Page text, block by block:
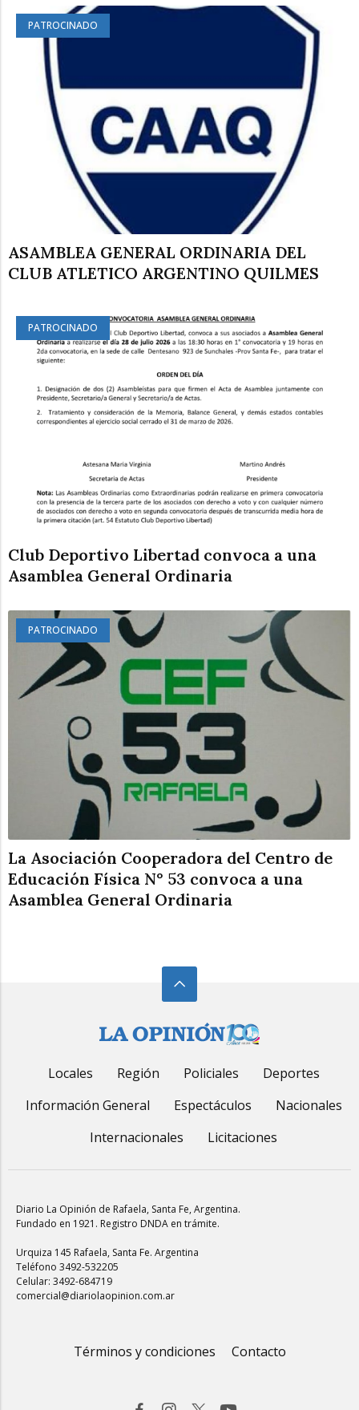
PATROCINADO
ASAMBLEA GENERAL ORDINARIA DEL
CLUB ATLETICO ARGENTINO QUILMES
PATROCINADO
Club Deportivo Libertad convoca a una
Asamblea General Ordinaria
PATROCINADO
La Asociación Cooperadora del Centro de
Educación Física N° 53 convoca a una
Asamblea General Ordinaria
Locales Región Policiales
Deportes
Información General
Espectáculos
Nacionales
Internacionales
Licitaciones
Diario La Opinión de Rafaela, Santa Fe, Argentina.
Fundado en 1921. Registro DNDA en trámite.
Urquiza 145 Rafaela, Santa Fe. Argentina
Teléfono 3492-532205
Celular: 3492-684719
comercial@diariolaopinion.com.ar
Términos y condiciones Contacto